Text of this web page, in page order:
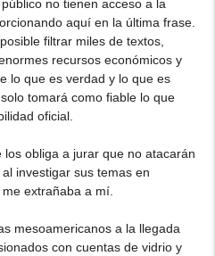
no tienen acceso a la
aquí en la última frase.
filtrar miles de textos,
recursos económicos y
lo que es verdad y lo que es
tomará como fiable lo que
oficial.
los obliga a jurar que no atacarán
investigar sus temas en
extrañaba a mí.
mesoamericanos a la llegada
con cuentas de vidrio y